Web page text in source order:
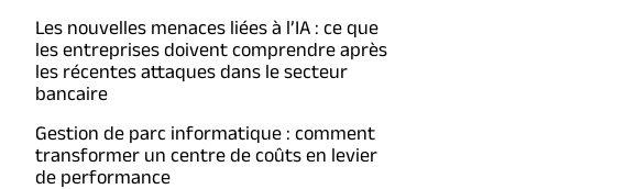
Les nouvelles menaces liées à l’IA : ce que
les entreprises doivent comprendre après
les récentes attaques dans le secteur
bancaire
Gestion de parc informatique : comment
transformer un centre de coûts en levier
de performance